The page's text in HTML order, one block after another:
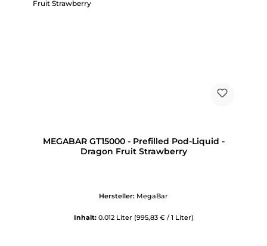
MEGABAR GT15000 - Prefilled Pod-Liquid -
Dragon Fruit Strawberry
Hersteller: MegaBar
Inhalt: 0.012 Liter (995,83 € / 1 Liter)